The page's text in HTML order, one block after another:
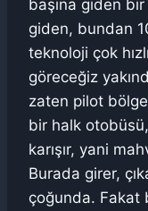
başına giden
giden, bundan
teknoloji çok
göreceğiz
zaten pilot
bir halk
karışır, yani
Burada girer,
çoğunda. Fakat